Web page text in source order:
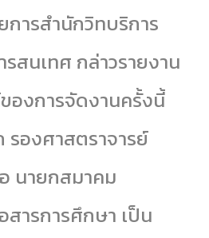
ารสำนักวิทบริการ
รสนเทศ กล่าวรายงาน
องการจัดงานครั้งนี้
รองศาสตราจารย์
นายกสมาคม
สารการศึกษา เป็น